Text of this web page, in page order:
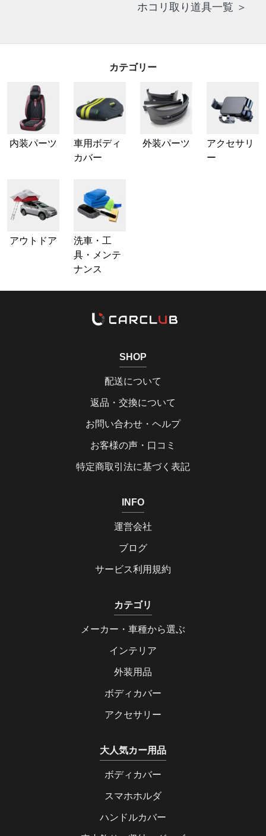
ホコリ取り道具一覧 ＞
カテゴリー
内装パーツ
車用ボディ
カバー
外装パーツ
アクセサリ
ー
アウトドア
洗車・工
具・メンテ
ナンス
SHOP
配送について
返品・交換について
お問い合わせ・ヘルプ
お客様の声・口コミ
特定商取引法に基づく表記
INFO
運営会社
ブログ
サービス利用規約
カテゴリ
メーカー・車種から選ぶ
インテリア
外装用品
ボディカバー
アクセサリー
大人気カー用品
ボディカバー
スマホホルダ
ハンドルカバー